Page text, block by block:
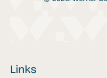
Links